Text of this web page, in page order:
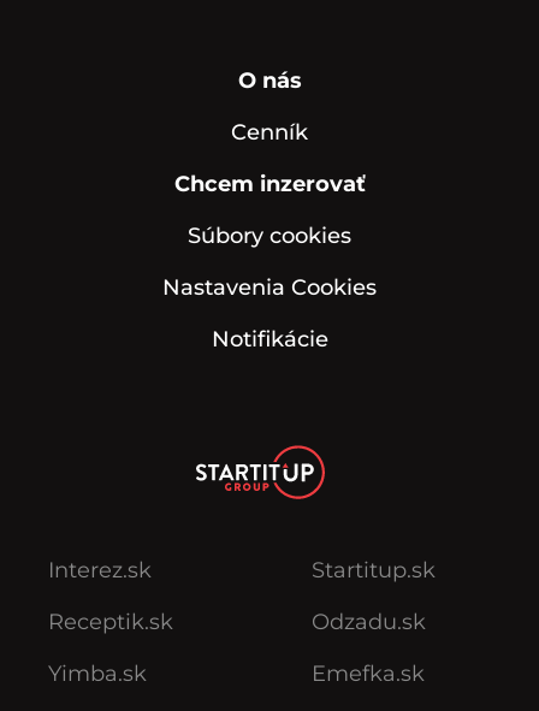
O nás
Cenník
Chcem inzerovať
Súbory cookies
Nastavenia Cookies
Notifikácie
Interez.sk
Receptik.sk
Yimba.sk
Startitup.sk
Odzadu.sk
Emefka.sk